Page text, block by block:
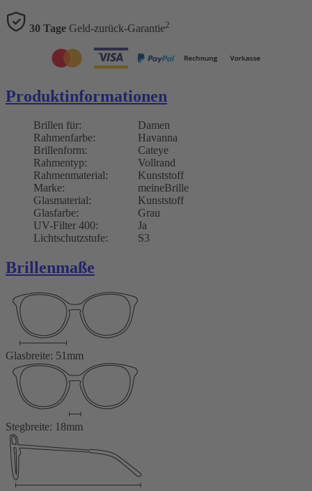
30 Tage Geld-zurück-Garantie2
Produktinformationen
Brillen für:
Damen
Rahmenfarbe:
Havanna
Brillenform:
Cateye
Rahmentyp:
Vollrand
Rahmenmaterial:
Kunststoff
Marke:
meineBrille
Glasmaterial:
Kunststoff
Glasfarbe:
Grau
UV-Filter 400:
Ja
Lichtschutzstufe:
S3
Brillenmaße
Glasbreite: 51mm
Stegbreite: 18mm